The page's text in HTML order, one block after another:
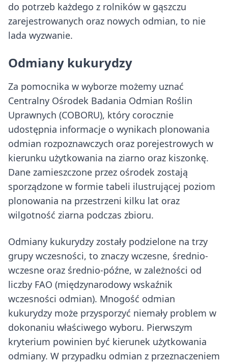
do potrzeb każdego z rolników w gąszczu
zarejestrowanych oraz nowych odmian, to nie
lada wyzwanie.
Odmiany kukurydzy
Za pomocnika w wyborze możemy uznać
Centralny Ośrodek Badania Odmian Roślin
Uprawnych (COBORU), który corocznie
udostępnia informacje o wynikach plonowania
odmian rozpoznawczych oraz porejestrowych w
kierunku użytkowania na ziarno oraz kiszonkę.
Dane zamieszczone przez ośrodek zostają
sporządzone w formie tabeli ilustrującej poziom
plonowania na przestrzeni kilku lat oraz
wilgotność ziarna podczas zbioru.
Odmiany kukurydzy zostały podzielone na trzy
grupy wczesności, to znaczy wczesne, średnio-
wczesne oraz średnio-późne, w zależności od
liczby FAO (międzynarodowy wskaźnik
wczesności odmian). Mnogość odmian
kukurydzy może przysporzyć niemały problem w
dokonaniu właściwego wyboru. Pierwszym
kryterium powinien być kierunek użytkowania
odmiany. W przypadku odmian z przeznaczeniem